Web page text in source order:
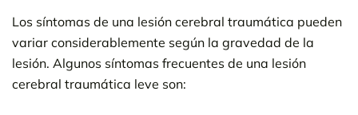
Los síntomas de una lesión cerebral traumática pueden
variar considerablemente según la gravedad de la
lesión. Algunos síntomas frecuentes de una lesión
cerebral traumática leve son: